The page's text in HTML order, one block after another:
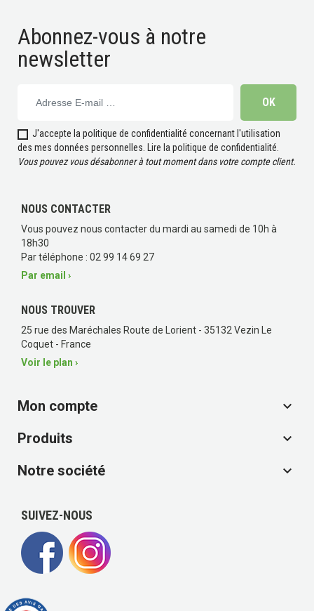
(1 avis)
Abonnez-vous à notre
newsletter
J'accepte la politique de confidentialité concernant l'utilisation
des mes données personnelles.
Lire la politique de confidentialité
Vous pouvez vous désabonner à tout moment dans votre compte client.
NOUS CONTACTER
Vous pouvez nous contacter du mardi au samedi de 10h à
18h30
Par téléphone : 02 99 14 69 27
Par email ›
NOUS TROUVER
25 rue des Maréchales Route de Lorient - 35132 Vezin Le
Coquet - France
Voir le plan ›
Mon compte

Produits

Notre société

SUIVEZ-NOUS